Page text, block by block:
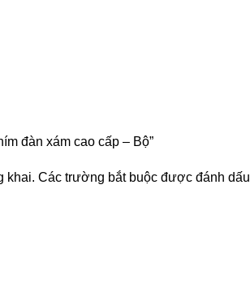
đàn xám cao cấp – Bộ”
khai. Các trường bắt buộc được đánh dấu